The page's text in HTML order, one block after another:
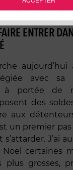
ENTRER
aujourd’hui
avec
portée de
des
aux
un premier
s’attarder. J’ai
Noël certaines
plus grosses,